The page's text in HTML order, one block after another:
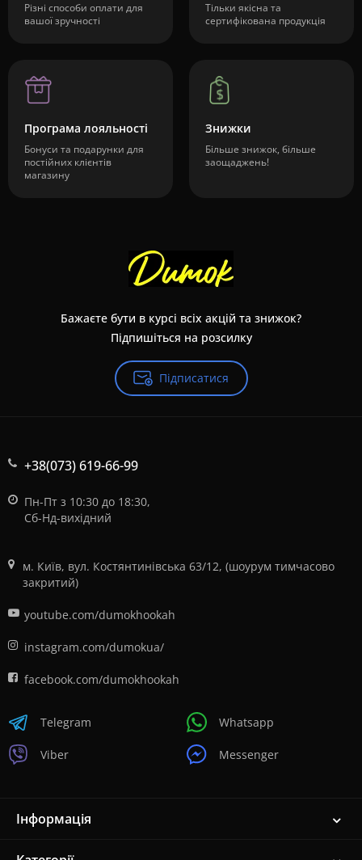
Різні способи оплати для
вашої зручності
Тільки якісна та
сертифікована продукція
Програма лояльності
Бонуси та подарунки для
постійних клієнтів
магазину
Знижки
Більше знижок, більше
заощаджень!
Бажаєте бути в курсі всіх акцій та знижок?
Підпишіться на розсилку
Підписатися
+38(073) 619-66-99
Пн-Пт з 10:30 до 18:30,
Сб-Нд-вихідний
м. Київ, вул. Костянтинівська 63/12, (шоурум тимчасово
закритий)
youtube.com/dumokhookah
instagram.com/dumokua/
facebook.com/dumokhookah
Telegram
Viber
Whatsapp
Messenger
Інформація